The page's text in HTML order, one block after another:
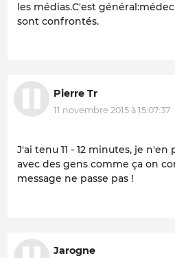
les médias.C'est
sont confrontés.
Pierre Tr
11 novembre 2015 à 15:07:37
J'ai tenu 11 - 12 minutes, je n'en
avec des gens comme ça on
message ne passe pas !
Jarogne